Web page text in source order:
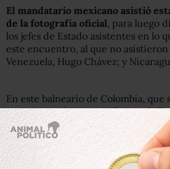
El mandatario mexicano asistió
de la fotografía oficial, para luego
los jefes de Estado asistentes en lo
este encuentro, al que no
Venezuela, Hugo Chávez; y
En este balneario de Colombia, que
atractivo turístico por albergar la
Amurallada”, los mandatarios
mediodía, para después asistir a la
Declaración de la VI Cumbre de las
próxima edición tendrá como sede